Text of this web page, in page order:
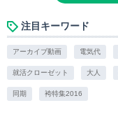
注目キーワード
アーカイブ動画 電気代
就活クローゼット 大人
同期 袴特集2016